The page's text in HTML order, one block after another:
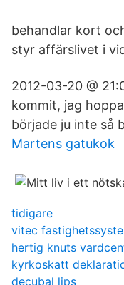
behandlar kort
styr affärslivet i
2012-03-20 @
kommit, jag
började ju inte så
Martens gatukok
tidigare
vitec
hertig knuts
kyrkoskatt
decubal lips